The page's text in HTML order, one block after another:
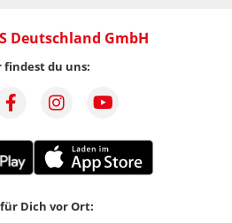
Deutschland GmbH
findest du uns:
Dich vor Ort: